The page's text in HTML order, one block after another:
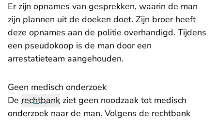
Er zijn opnames van gesprekken, waarin de man
zijn plannen uit de doeken doet. Zijn broer heeft
deze opnames aan de politie overhandigd. Tijdens
een pseudokoop is de man door een
arrestatieteam aangehouden.
Geen medisch onderzoek
De rechtbank ziet geen noodzaak tot medisch
onderzoek naar de man. Volgens de rechtbank